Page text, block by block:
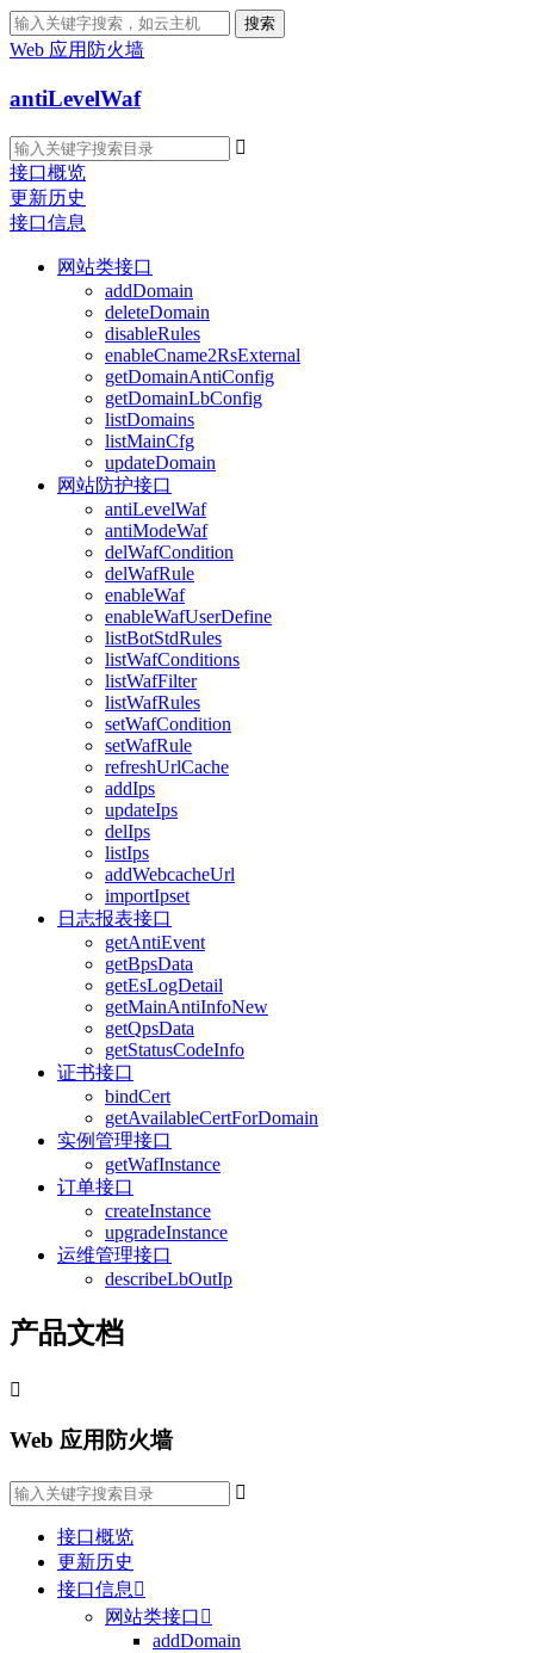
搜索
Web 应用防火墙
antiLevelWaf

接口概览
更新历史
接口信息
网站类接口
addDomain
deleteDomain
disableRules
enableCname2RsExternal
getDomainAntiConfig
getDomainLbConfig
listDomains
listMainCfg
updateDomain
网站防护接口
antiLevelWaf
antiModeWaf
delWafCondition
delWafRule
enableWaf
enableWafUserDefine
listBotStdRules
listWafConditions
listWafFilter
listWafRules
setWafCondition
setWafRule
refreshUrlCache
addIps
updateIps
delIps
listIps
addWebcacheUrl
importIpset
日志报表接口
getAntiEvent
getBpsData
getEsLogDetail
getMainAntiInfoNew
getQpsData
getStatusCodeInfo
证书接口
bindCert
getAvailableCertForDomain
实例管理接口
getWafInstance
订单接口
createInstance
upgradeInstance
运维管理接口
describeLbOutIp
产品文档

Web 应用防火墙

接口概览
更新历史
接口信息 
网站类接口 
addDomain